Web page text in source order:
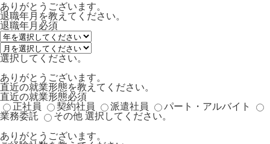
ありがとうございます。
退職年月を教えてください。
退職年月 必須
選択してください。
ありがとうございます。
直近の就業形態を教えてください。
直近の就業形態必須
正社員
契約社員 派遣社員
パート・アルバイト
業務委託
その他 選択してください。
ありがとうございます。